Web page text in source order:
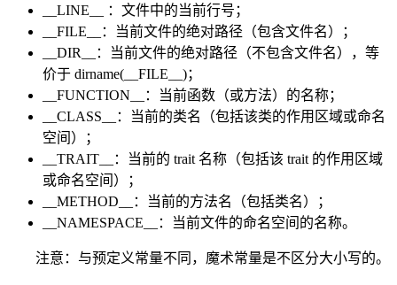
__LINE__ ：文件中的当前行号；
__FILE__：当前文件的绝对路径（包含文件名）；
__DIR__：当前文件的绝对路径（不包含文件名），等
价于 dirname(__FILE__)；
__FUNCTION__：当前函数（或方法）的名称；
__CLASS__：当前的类名（包括该类的作用区域或命名
空间）；
__TRAIT__：当前的 trait 名称（包括该 trait 的作用区域
或命名空间）；
__METHOD__：当前的方法名（包括类名）；
__NAMESPACE__：当前文件的命名空间的名称。
注意：与预定义常量不同，魔术常量是不区分大小写的。